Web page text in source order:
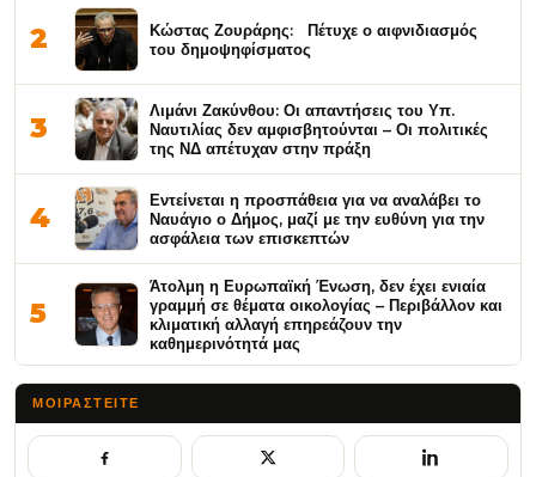
2
Κώστας Ζουράρης: Πέτυχε ο αιφνιδιασμός
του δημοψηφίσματος
3
Λιμάνι Ζακύνθου: Οι απαντήσεις του Υπ.
Ναυτιλίας δεν αμφισβητούνται – Οι πολιτικές
της ΝΔ απέτυχαν στην πράξη
4
Εντείνεται η προσπάθεια για να αναλάβει το
Ναυάγιο ο Δήμος, μαζί με την ευθύνη για την
ασφάλεια των επισκεπτών
5
Άτολμη η Ευρωπαϊκή Ένωση, δεν έχει ενιαία
γραμμή σε θέματα οικολογίας – Περιβάλλον και
κλιματική αλλαγή επηρεάζουν την
καθημερινότητά μας
ΜΟΙΡΑΣΤΕΊΤΕ